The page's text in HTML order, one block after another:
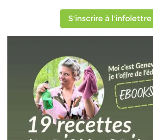
S'inscrire à l'infolettre